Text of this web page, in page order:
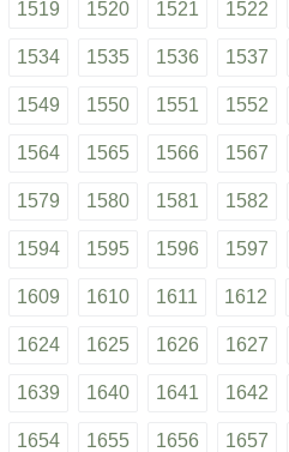
1519 1520 1521 1522
1534 1535 1536 1537
1549 1550 1551 1552
1564 1565 1566 1567
1579 1580 1581 1582
1594 1595 1596 1597
1609 1610 1611 1612
1624 1625 1626 1627
1639 1640 1641 1642
1654 1655 1656 1657